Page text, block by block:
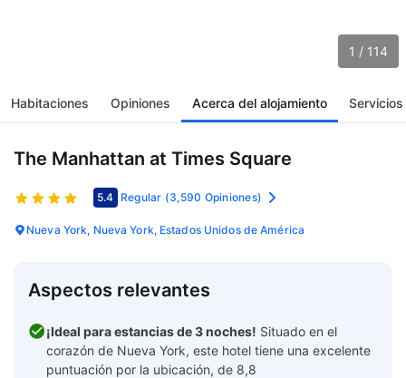
1 / 114
Habitaciones Opiniones Acerca del alojamiento Servicios
The Manhattan at Times Square
5.4 Regular (3,590 Opiniones)
Nueva York, Nueva York, Estados Unidos de América
Aspectos relevantes
¡Ideal para estancias de 3 noches! Situado en el
corazón de Nueva York, este hotel tiene una excelente
puntuación por la ubicación, de 8,8